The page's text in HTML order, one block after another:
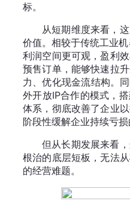
标。
从短期维度来看，
价值。相较于传统工业
利润空间更可观，盈利
预售订单，能够快速拉
力、优化现金流结构。
外开放IP合作的模式，
体系，彻底改善了企业
阶段性缓解企业持续亏损
但从长期发展来看
根治的底层短板，无法
的经营难题。